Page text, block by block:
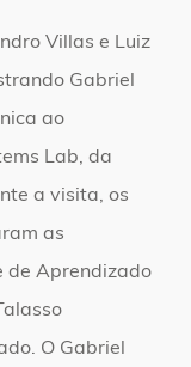
Villas e Luiz
Gabriel
ao
Lab, da
a visita, os
as
de Aprendizado
O Gabriel